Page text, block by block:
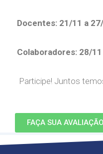
Docentes: 21/11 a
Colaboradores: 28/
Participe! Juntos
FAÇA SUA AVALIAÇÃO